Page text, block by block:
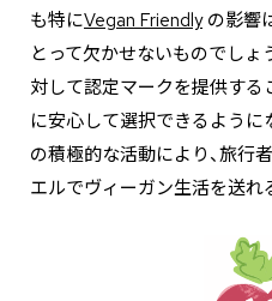
も特にVegan Friendlyの影響
とって欠かせないものでしょ
対して認定マークを提供する
に安心して選択できるように
の積極的な活動により、旅行
エルでヴィーガン生活を送れ